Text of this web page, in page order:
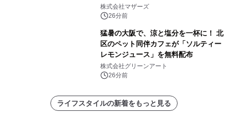
月5日(土)開催
株式会社マザーズ
26分前
猛暑の大阪で、涼と塩分を一杯に！ 北
区のペット同伴カフェが「ソルティー
レモンジュース」を無料配布
株式会社グリーンアート
26分前
ライフスタイルの新着をもっと見る